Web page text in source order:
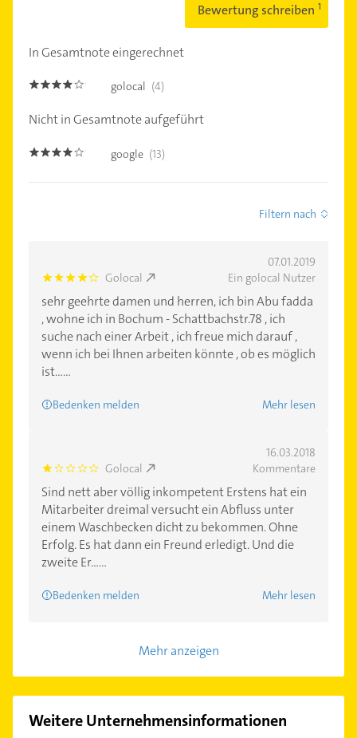
Bewertung schreiben
In Gesamtnote eingerechnet
3.8 golocal (4)
Nicht in Gesamtnote aufgeführt
3.8 google (13)
Filtern nach
07.01.2019
4.0 Golocal Ein golocal Nutzer
sehr geehrte damen und herren, ich bin Abu fadda
, wohne ich in Bochum - Schattbachstr.78 , ich
suche nach einer Arbeit , ich freue mich darauf ,
wenn ich bei Ihnen arbeiten könnte , ob es möglich
ist......
Bedenken melden Mehr lesen
16.03.2018
1.0 Golocal Kommentare
Sind nett aber völlig inkompetent Erstens hat ein
Mitarbeiter dreimal versucht ein Abfluss unter
einem Waschbecken dicht zu bekommen. Ohne
Erfolg. Es hat dann ein Freund erledigt. Und die
zweite Er......
Bedenken melden Mehr lesen
Mehr anzeigen
Weitere Unternehmensinformationen